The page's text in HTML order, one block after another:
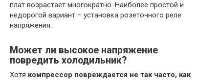
плат возрастает многократно. Наиболее простой и
недорогой вариант – установка розеточного реле
напряжения.
Может ли высокое напряжение
повредить холодильник?
Хотя компрессор повреждается не так часто, как